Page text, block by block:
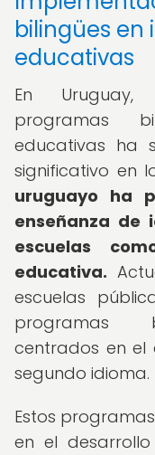
bilingües en
educativas
En
programas
educativas ha
significativo en
uruguayo ha
enseñanza de
escuelas
educativa.
escuelas
programas
centrados en el
segundo idioma.
Estos
en el